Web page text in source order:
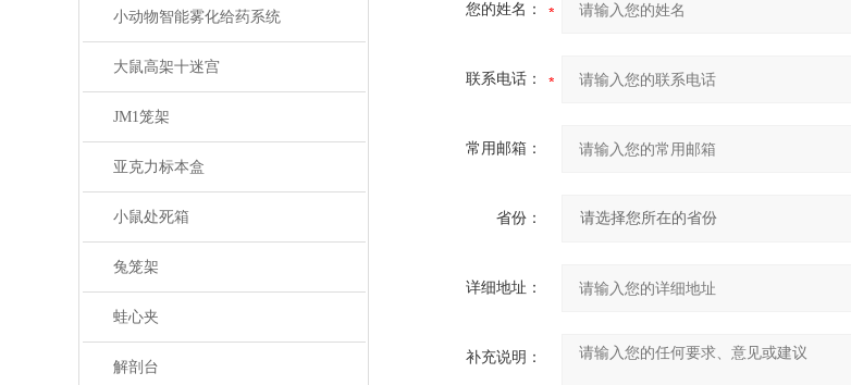
小动物智能雾化给药系统
大鼠高架十迷宫
JM1笼架
亚克力标本盒
小鼠处死箱
兔笼架
蛙心夹
解剖台
您的姓名：
联系电话：
常用邮箱：
省份：
详细地址：
补充说明：